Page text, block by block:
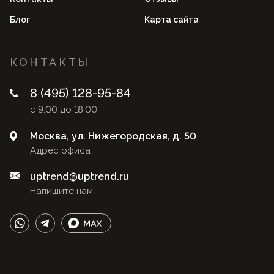
Блог Карта сайта
КОНТАКТЫ
8 (495) 128-95-84
с 9:00 до 18:00
Адрес офиса
Москва, ул. Нижегородская, д. 50
Напишите нам
uptrend@uptrend.ru